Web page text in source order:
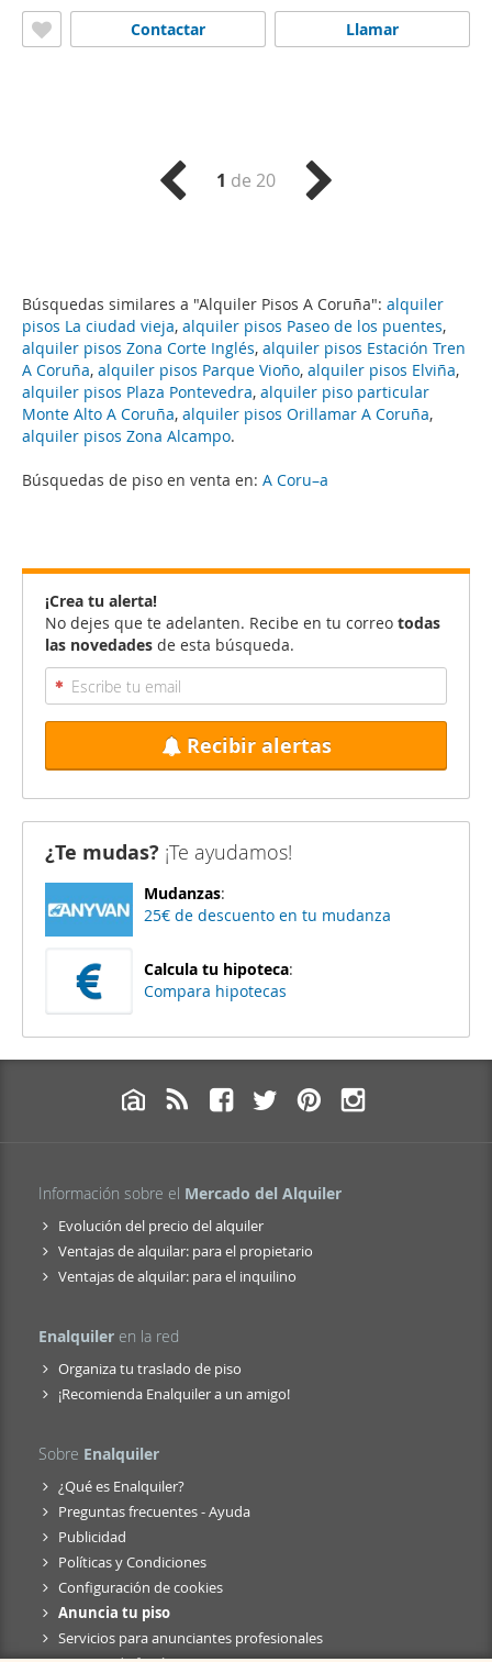
Búsquedas similares a "Alquiler Pisos A Coruña": alquiler
pisos La ciudad vieja, alquiler pisos Paseo de los puentes,
alquiler pisos Zona Corte Inglés, alquiler pisos Estación Tren
A Coruña, alquiler pisos Parque Vioño, alquiler pisos Elviña,
alquiler pisos Plaza Pontevedra, alquiler piso particular
Monte Alto A Coruña, alquiler pisos Orillamar A Coruña,
alquiler pisos Zona Alcampo.
Búsquedas de piso en venta en: A Coru–a
Llamar
Contactar
1 de 20
¡Crea tu alerta!
No dejes que te adelanten. Recibe en tu correo todas
las novedades de esta búsqueda.
Recibir alertas
¿Te mudas? ¡Te ayudamos!
Mudanzas:
25€ de descuento en tu mudanza
Calcula tu hipoteca:
Compara hipotecas
Información sobre el Mercado del Alquiler
Evolución del precio del alquiler
Ventajas de alquilar: para el propietario
Ventajas de alquilar: para el inquilino
Enalquiler en la red
Organiza tu traslado de piso
¡Recomienda Enalquiler a un amigo!
Sobre Enalquiler
¿Qué es Enalquiler?
Preguntas frecuentes - Ayuda
Publicidad
Políticas y Condiciones
Configuración de cookies
Anuncia tu piso
Servicios para anunciantes profesionales